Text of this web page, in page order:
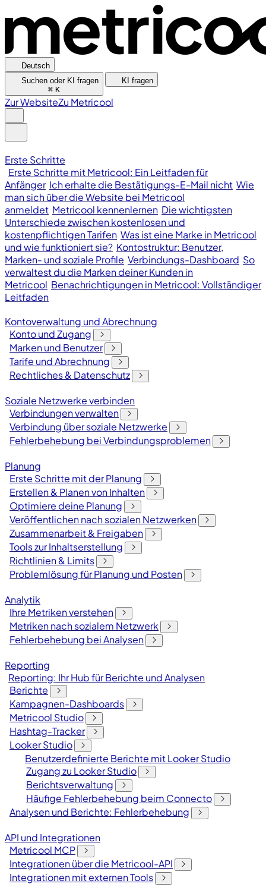
Deutsch
Suchen oder KI fragen
⌘ K
KI fragen
Zur WebsiteZu Metricool
Erste Schritte
Erste Schritte mit Metricool: Ein Leitfaden für
Anfänger Ich erhalte die Bestätigungs-E-Mail nicht Wie
man sich über die Website bei Metricool
anmeldet Metricool kennenlernen Die wichtigsten
Unterschiede zwischen kostenlosen und
kostenpflichtigen Tarifen Was ist eine Marke in Metricool
und wie funktioniert sie? Kontostruktur: Benutzer,
Marken- und soziale Profile Verbindungs-Dashboard So
verwaltest du die Marken deiner Kunden in
Metricool Benachrichtigungen in Metricool: Vollständiger
Leitfaden
Kontoverwaltung und Abrechnung
Konto und Zugang
Marken und Benutzer
Tarife und Abrechnung
Rechtliches & Datenschutz
Soziale Netzwerke verbinden
Verbindungen verwalten
Verbindung über soziale Netzwerke
Fehlerbehebung bei Verbindungsproblemen
Planung
Erste Schritte mit der Planung
Erstellen & Planen von Inhalten
Optimiere deine Planung
Veröffentlichen nach sozialen Netzwerken
Zusammenarbeit & Freigaben
Tools zur Inhaltserstellung
Richtlinien & Limits
Problemlösung für Planung und Posten
Analytik
Ihre Metriken verstehen
Metriken nach sozialem Netzwerk
Fehlerbehebung bei Analysen
Reporting
Reporting: Ihr Hub für Berichte und Analysen
Berichte
Kampagnen-Dashboards
Metricool Studio
Hashtag-Tracker
Looker Studio
Benutzerdefinierte Berichte mit Looker Studio
Zugang zu Looker Studio
Berichtsverwaltung
Häufige Fehlerbehebung beim Connecto
Analysen und Berichte: Fehlerbehebung
API und Integrationen
Metricool MCP
Integrationen über die Metricool-API
Integrationen mit externen Tools